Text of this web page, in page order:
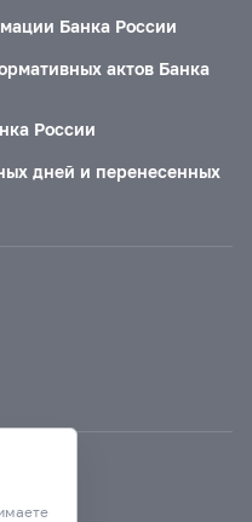
Банка России
актов Банка
России
дней и перенесенных